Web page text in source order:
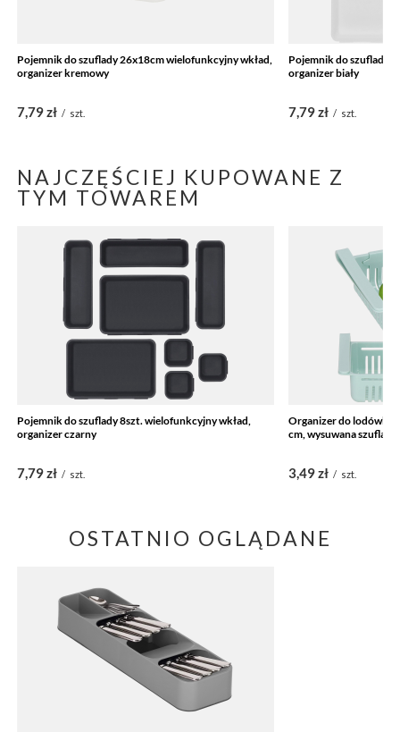
Pojemnik do szuflady 26x18cm wielofunkcyjny wkład,
organizer kremowy
7,79 zł / szt.
Pojemnik do szuflady
organizer biały
7,79 zł / szt.
NAJCZĘŚCIEJ KUPOWANE Z
TYM TOWAREM
Pojemnik do szuflady 8szt. wielofunkcyjny wkład,
organizer czarny
7,79 zł / szt.
Organizer do lodówki
cm, wysuwana
3,49 zł / szt.
OSTATNIO OGLĄDANE